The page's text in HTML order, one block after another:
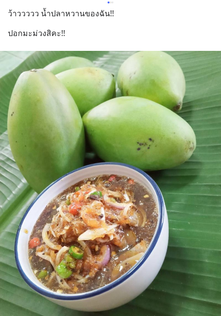
ว้าววววว น้ำปลาหวานของฉัน!!
ปอกมะม่วงสิคะ!!